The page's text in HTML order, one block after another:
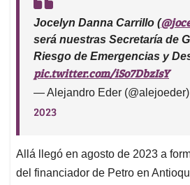
Jocelyn Danna Carrillo (
será nuestras Secretaría de
Riesgo de Emergencias y
pic.twitter.com/iSo7DbzIsY
— Alejandro Eder (@alejoeder)
2023
Allá llegó en agosto de 2023 a
del financiador de Petro en